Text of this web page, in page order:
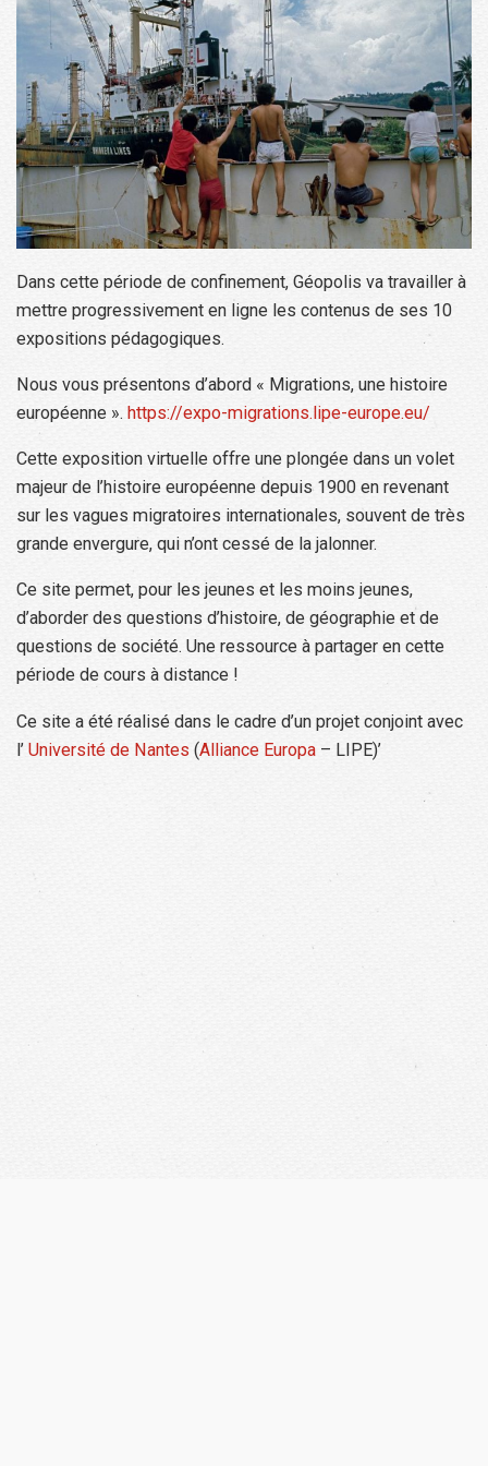
Dans cette période de confinement, Géopolis va travailler à
mettre progressivement en ligne les contenus de ses 10
expositions pédagogiques.
Nous vous présentons d’abord « Migrations, une histoire
européenne ». https://expo-migrations.lipe-europe.eu/
Cette exposition virtuelle offre une plongée dans un volet
majeur de l’histoire européenne depuis 1900 en revenant
sur les vagues migratoires internationales, souvent de très
grande envergure, qui n’ont cessé de la jalonner.
Ce site permet, pour les jeunes et les moins jeunes,
d’aborder des questions d’histoire, de géographie et de
questions de société. Une ressource à partager en cette
période de cours à distance !
Ce site a été réalisé dans le cadre d’un projet conjoint avec
l’ Université de Nantes (Alliance Europa – LIPE)’